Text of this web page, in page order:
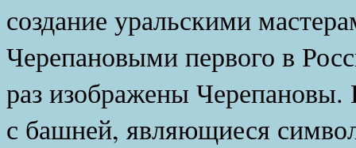
создание уральскими
Черепановыми первого в
раз изображены Черепановы.
с башней, являющиеся